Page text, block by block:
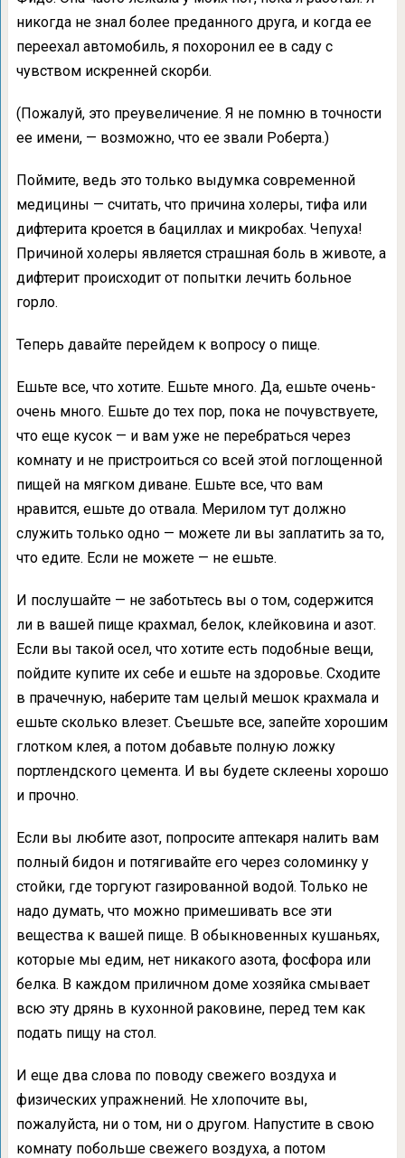
никогда не знал более преданного друга, и когда ее
переехал автомобиль, я похоронил ее в саду с
чувством искренней скорби.
(Пожалуй, это преувеличение. Я не помню в точности
ее имени, — возможно, что ее звали Роберта.)
Поймите, ведь это только выдумка современной
медицины — считать, что причина холеры, тифа или
дифтерита кроется в бациллах и микробах. Чепуха!
Причиной холеры является страшная боль в животе, а
дифтерит происходит от попытки лечить больное
горло.
Теперь давайте перейдем к вопросу о пище.
Ешьте все, что хотите. Ешьте много. Да, ешьте очень-
очень много. Ешьте до тех пор, пока не почувствуете,
что еще кусок — и вам уже не перебраться через
комнату и не пристроиться со всей этой поглощенной
пищей на мягком диване. Ешьте все, что вам
нравится, ешьте до отвала. Мерилом тут должно
служить только одно — можете ли вы заплатить за то,
что едите. Если не можете — не ешьте.
И послушайте — не заботьтесь вы о том, содержится
ли в вашей пище крахмал, белок, клейковина и азот.
Если вы такой осел, что хотите есть подобные вещи,
пойдите купите их себе и ешьте на здоровье. Сходите
в прачечную, наберите там целый мешок крахмала и
ешьте сколько влезет. Съешьте все, запейте хорошим
глотком клея, а потом добавьте полную ложку
портлендского цемента. И вы будете склеены хорошо
и прочно.
Если вы любите азот, попросите аптекаря налить вам
полный бидон и потягивайте его через соломинку у
стойки, где торгуют газированной водой. Только не
надо думать, что можно примешивать все эти
вещества к вашей пище. В обыкновенных кушаньях,
которые мы едим, нет никакого азота, фосфора или
белка. В каждом приличном доме хозяйка смывает
всю эту дрянь в кухонной раковине, перед тем как
подать пищу на стол.
И еще два слова по поводу свежего воздуха и
физических упражнений. Не хлопочите вы,
пожалуйста, ни о том, ни о другом. Напустите в свою
комнату побольше свежего воздуха, а потом